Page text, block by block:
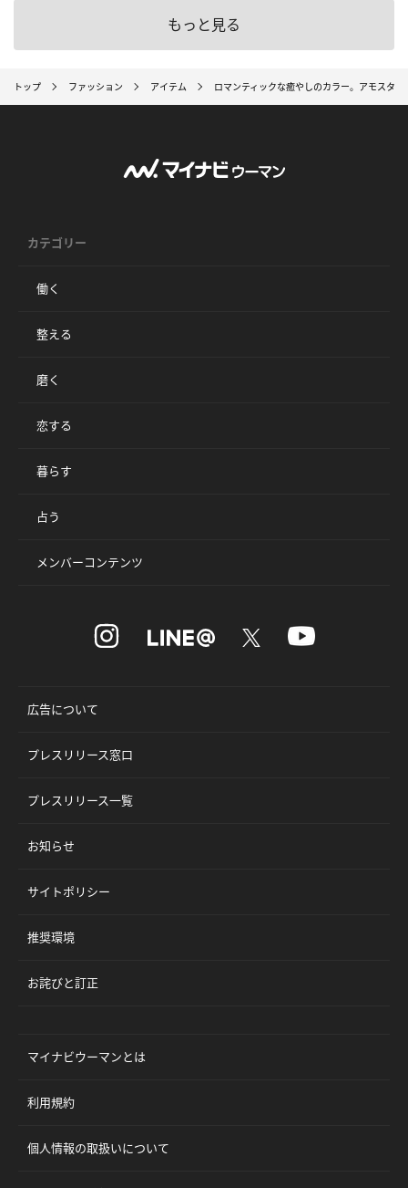
もっと見る
トップ ファッション アイテム ロマンティックな癒やしのカラー。アモスタ
カテゴリー
働く
整える
磨く
恋する
暮らす
占う
メンバーコンテンツ
広告について
プレスリリース窓口
プレスリリース一覧
お知らせ
サイトポリシー
推奨環境
お詫びと訂正
マイナビウーマンとは
利用規約
個人情報の取扱いについて